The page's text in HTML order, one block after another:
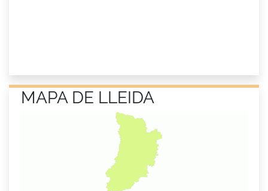
MAPA DE LLEIDA